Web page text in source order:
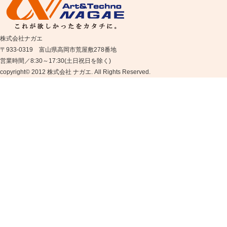
株式会社ナガエ
〒933-0319 富山県高岡市荒屋敷278番地
営業時間／8:30～17:30(土日祝日を除く)
copyright© 2012 株式会社 ナガエ. All Rights Reserved.